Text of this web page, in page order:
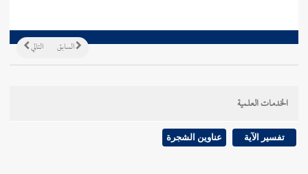
التالي السابق
الخدمات العلمية
تفسير الآية عناوين الشجرة